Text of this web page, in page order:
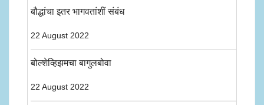
बौद्धांचा इतर भागवतांशीं संबंध
22 August 2022
बोल्शेव्हिझमचा बागुलबोवा
22 August 2022